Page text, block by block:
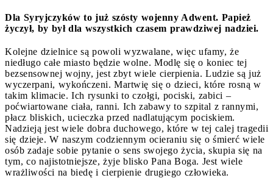
Dla Syryjczyków to już szósty wojenny Adwent. Papież
życzył, by był dla wszystkich czasem prawdziwej nadziei.
Kolejne dzielnice są powoli wyzwalane, więc ufamy, że
niedługo całe miasto będzie wolne. Modlę się o koniec tej
bezsensownej wojny, jest zbyt wiele cierpienia. Ludzie są już
wyczerpani, wykończeni. Martwię się o dzieci, które rosną w
takim klimacie. Ich rysunki to czołgi, pociski, zabici –
poćwiartowane ciała, ranni. Ich zabawy to szpital z rannymi,
płacz bliskich, ucieczka przed nadlatującym pociskiem.
Nadzieją jest wiele dobra duchowego, które w tej calej tragedii
się dzieje. W naszym codziennym ocieraniu się o śmierć wiele
osób zadaje sobie pytanie o sens swojego życia, skupia się na
tym, co najistotniejsze, żyje blisko Pana Boga. Jest wiele
wrażliwości na biedę i cierpienie drugiego człowieka.